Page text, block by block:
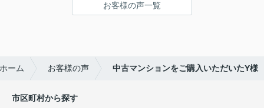
お客様の声一覧
ーム お客様の声 中古マンションをご購入いただいたY様
市区町村から探す